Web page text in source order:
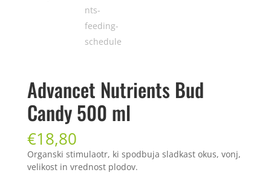
Advancet Nutrients Bud
Candy 500 ml
€18,80
Organski stimulaotr, ki spodbuja sladkast okus, vonj,
velikost in vrednost plodov.